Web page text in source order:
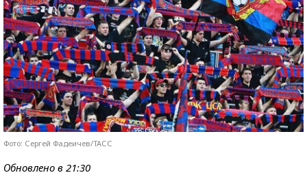
Фото: Сергей Фадеичев/ТАСС
Обновлено в 21:30